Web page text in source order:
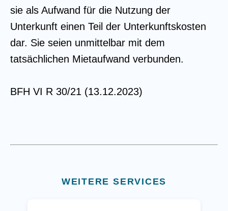
sie als Aufwand für die Nutzung der
Unterkunft einen Teil der Unterkunftskosten
dar. Sie seien unmittelbar mit dem
tatsächlichen Mietaufwand verbunden.
BFH VI R 30/21 (13.12.2023)
WEITERE SERVICES